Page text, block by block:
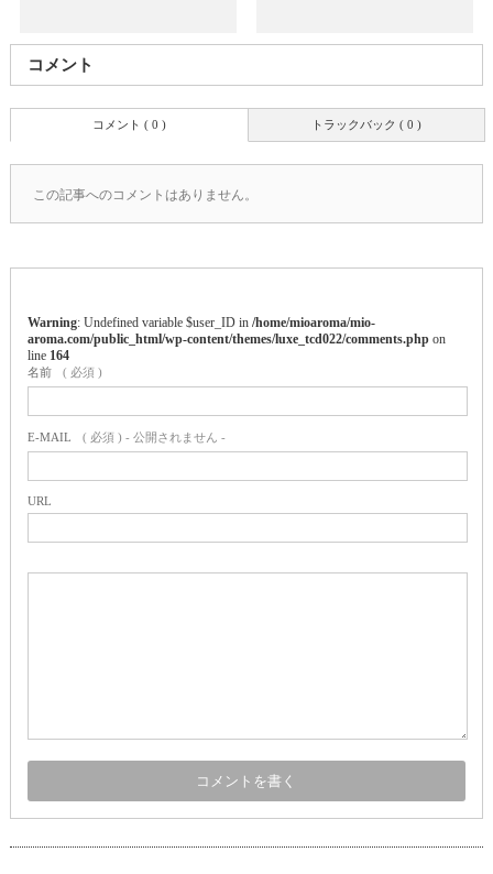
コメント
トラックバック ( 0 )
コメント ( 0 )
この記事へのコメントはありません。
Warning : Undefined variable $user_ID in /home/mioaroma/mio-
aroma.com/public_html/wp-content/themes/luxe_tcd022/comments.phpon
line 164
名前 ( 必須 )
E-MAIL ( 必須 ) - 公開されません -
URL